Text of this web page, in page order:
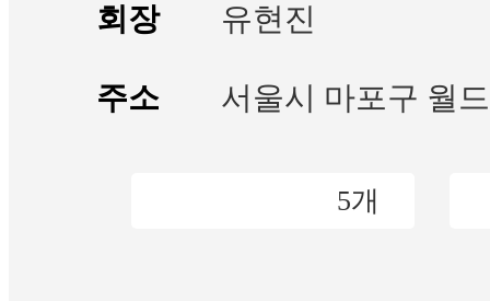
회장 유현진
주소 서울시 마포구 월
5개